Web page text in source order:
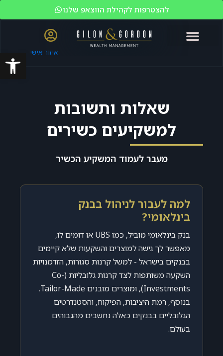
פתח
להצטרפות לקהילת הווצאפ שלנו
איזור אישי
שאלות ותשובות
למשקיעים כשירים
מעבר לעמוד המשקיע הכשיר
למה לעבור לניהול בבנק
בינלאומי?
בנק בינלאומי מוביל, כמו UBS או דומים לו,
מאפשר לך גישה למוצרים והשקעות שלא קיימים
בבנקים בישראל - למשל קרנות סגורות, הזדמנויות
השקעה משותפות לצד קרנות גלובליות (Co-
Investments), ומוצרים מובנים Tailor-Made.
בנוסף, רמת היציבות, הפיקוח, והסטנדרטים
הגלובליים בבנקים כאלה נחשבים מהגבוהים
בעולם.